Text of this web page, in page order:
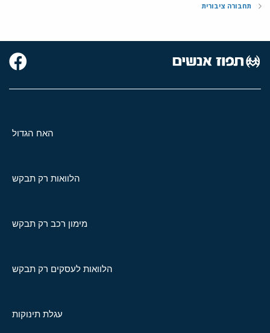
תחבורה ציבורית
האח הגדול
הלוואות רק תבקש
מימון רכב רק תבקש
הלוואות לעסקים רק תבקש
עגלת תינוקות